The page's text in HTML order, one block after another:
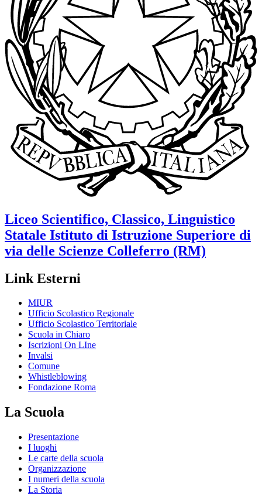
Liceo Scientifico, Classico, Linguistico
Statale Istituto di Istruzione Superiore di
via delle Scienze Colleferro (RM)
Link Esterni
MIUR
Ufficio Scolastico Regionale
Ufficio Scolastico Territoriale
Scuola in Chiaro
Iscrizioni On LIne
Invalsi
Comune
Whistleblowing
Fondazione Roma
La Scuola
Presentazione
I luoghi
Le carte della scuola
Organizzazione
I numeri della scuola
La Storia